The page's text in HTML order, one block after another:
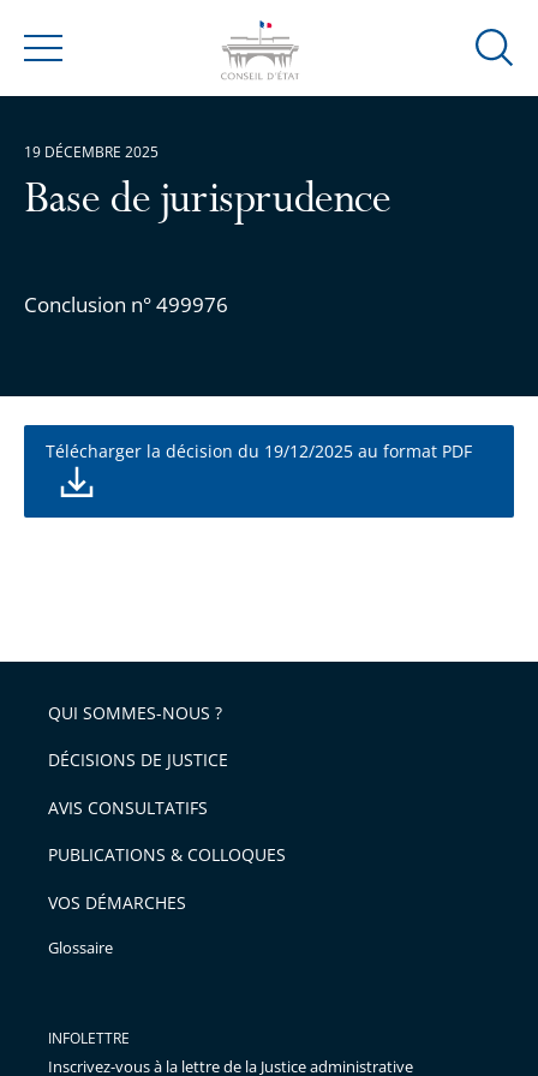
Menu
Ouvrir
Base de jurisprudence
Conclusion n° 499976
19 DÉCEMBRE 2025
Télécharger la décision du 19/12/2025 au format PDF
QUI SOMMES-NOUS ?
DÉCISIONS DE JUSTICE
AVIS CONSULTATIFS
PUBLICATIONS & COLLOQUES
VOS DÉMARCHES
Glossaire
INFOLETTRE
Inscrivez-vous à la lettre de la Justice administrative